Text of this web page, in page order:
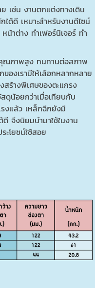
เช่น งานตกแต่งทางเดิน
ด้ดี เหมาะสำหรับงานดีไซน์
าต่าง ทำเฟอร์นิเจอร์ ทำ
ณภาพสูง ทนทานต่อสภาพ
องเรามีให้เลือกหลากหลาย
สร้างพิเศษของตะแกรง
ดุน้อยกว่าเมื่อเทียบกับ
งแล้ว เหล็กฉีกยังมี
จึงนิยมนำมาใช้ในงาน
ะโยชน์ใช้สอย